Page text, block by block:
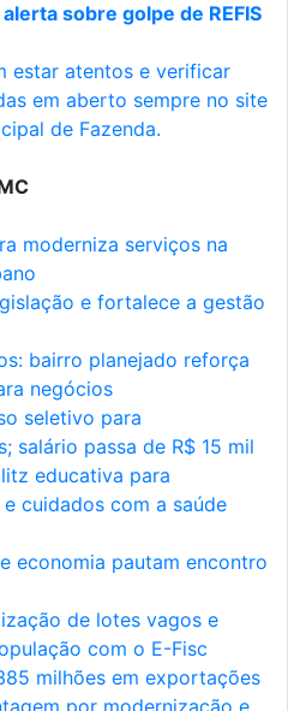
sobre golpe de REFIS
estar atentos e verificar
em aberto sempre no site
de Fazenda.
moderniza serviços na
e fortalece a gestão
bairro planejado reforça
negócios
seletivo para
salário passa de R$ 15 mil
educativa para
cuidados com a saúde
economia pautam encontro
de lotes vagos e
com o E-Fisc
milhões em exportações